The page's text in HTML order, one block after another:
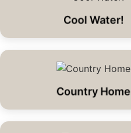
Cool Water!
Country Home